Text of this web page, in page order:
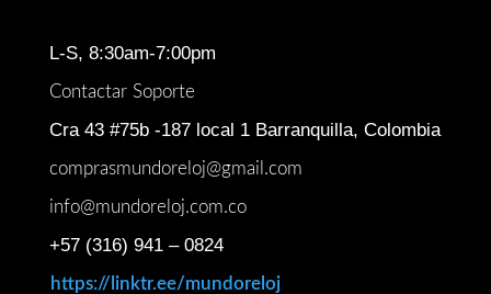
L-S, 8:30am-7:00pm
Contactar Soporte
Cra 43 #75b -187 local 1 Barranquilla, Colombia
comprasmundoreloj@gmail.com
info@mundoreloj.com.co
+57 (316) 941 – 0824
https://linktr.ee/mundoreloj